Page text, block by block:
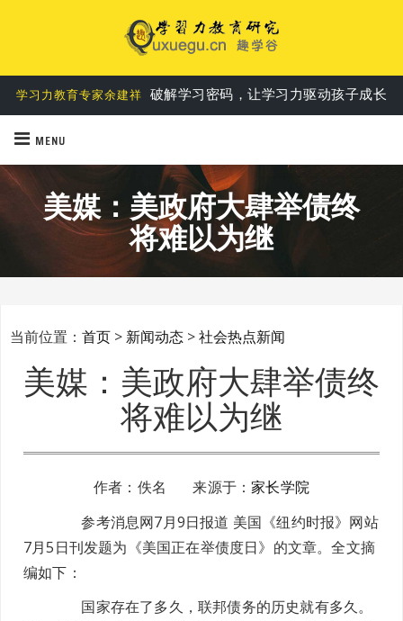
学习力六要素说 第一个基于实践的学习力教育理论
学习力教育专家余建祥 破解学习密码，让学习力驱动孩子成长
MENU
美媒：美政府大肆举债终
将难以为继
当前位置： 首页 > 新闻动态 >社会热点新闻
美媒：美政府大肆举债终
将难以为继
作者：佚名 来源于：家长学院
参考消息网7月9日报道 美国《纽约时报》网站
7月5日刊发题为《美国正在举债度日》的文章。全文摘
编如下：
国家存在了多久，联邦债务的历史就有多久。